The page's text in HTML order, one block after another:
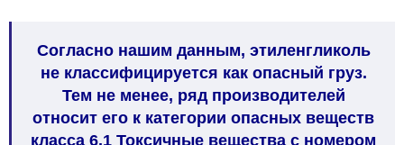
Согласно нашим данным, этиленгликоль
не классифицируется как опасный груз.
Тем не менее, ряд производителей
относит его к категории опасных веществ
класса 6.1 Токсичные вещества с номером